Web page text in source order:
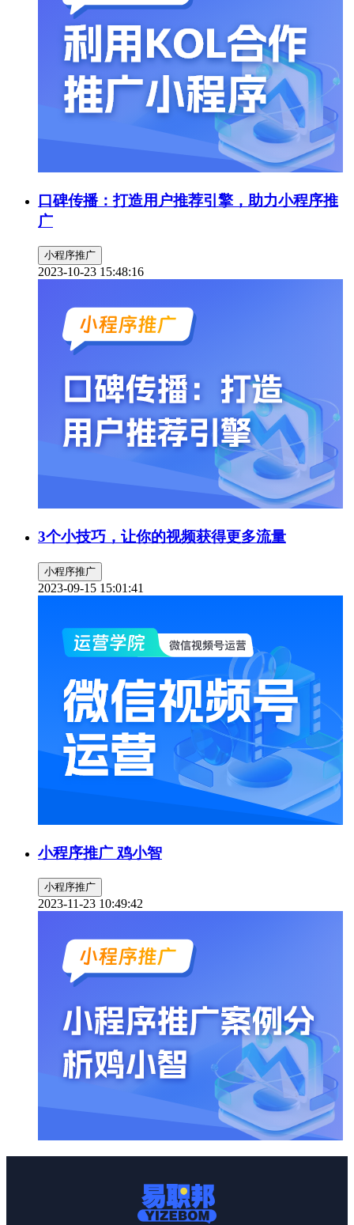
口碑传播：打造用户推荐引擎，助力小程序推
广
小程序推广
2023-10-23 15:48:16
3个小技巧，让你的视频获得更多流量
小程序推广
2023-09-15 15:01:41
小程序推广 鸡小智
小程序推广
2023-11-23 10:49:42